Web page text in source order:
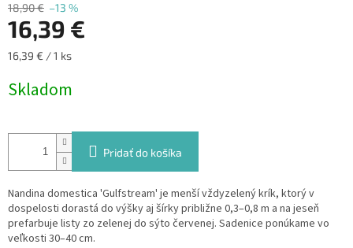
18,90 € –13 %
16,39 €
Jednotková
16,39 € / 1 ks
Skladom
Pridať do košíka
Nandina domestica 'Gulfstream' je menší vždyzelený krík, ktorý v
dospelosti dorastá do výšky aj šírky približne 0,3–0,8 m a na jeseň
prefarbuje listy zo zelenej do sýto červenej. Sadenice ponúkame vo
veľkosti 30–40 cm.